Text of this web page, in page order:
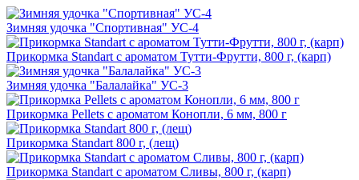
Зимняя удочка "Спортивная" УС-4
Прикормка Standart с ароматом Тутти-Фрутти, 800 г, (карп)
Зимняя удочка "Балалайка" УС-3
Прикормка Pellets c ароматом Конопли, 6 мм, 800 г
Прикормка Standart 800 г, (лещ)
Прикормка Standart с ароматом Сливы, 800 г, (карп)